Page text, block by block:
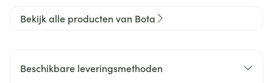
Bekijk alle producten van Bota
Beschikbare leveringsmethoden